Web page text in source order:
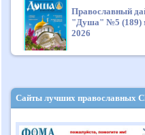
Православный
"Душа" №5 (189)
2026
"Душа" №4 (188)
2026
Сайты лучших православных